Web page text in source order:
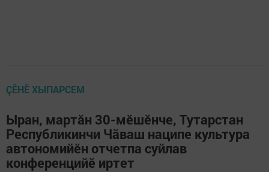
ÇӖНӖ ХЫПАРСЕМ
Ыран, мартăн 30-мӗшӗнче, Тутарстан
Республикинчи Чăваш наципе культура
автономийӗн отчетпа суйлав
конференцийӗ иртет